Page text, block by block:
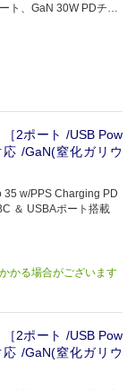
ト、GaN 30W PDチャ
2ポート /USB Pow
/GaN(窒化ガリウ
35 w/PPS Charging PD
＆ USBAポート搭載
かる場合がございます
2ポート /USB Pow
/GaN(窒化ガリウ